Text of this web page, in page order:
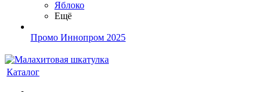
Яблоко
Ещё
Промо Иннопром 2025
Каталог